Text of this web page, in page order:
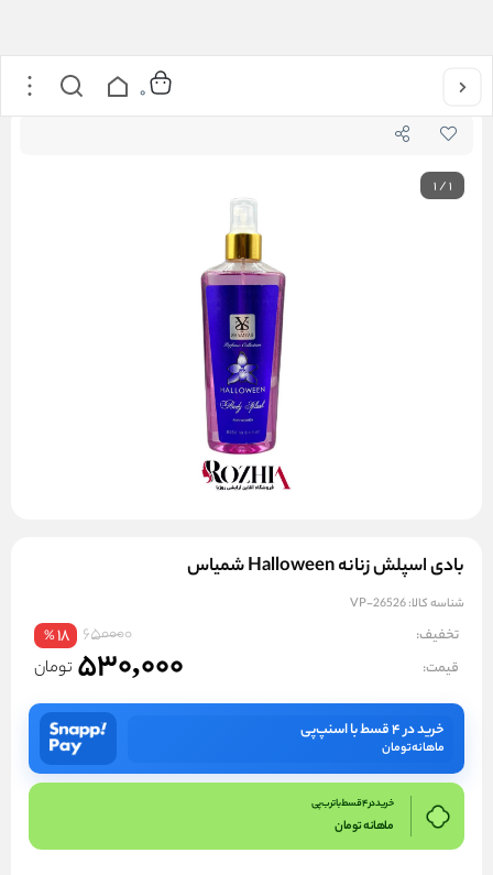
خانه 0
1/1
بادی اسپلش زنانه Halloween شمیاس
شناسه کالا:VP-26526
تخفیف: 650000
18
%
قیمت: 530,000 تومان
خرید در ۴ قسط با اسنپ‌پی
ماهانهتومان
خرید در 4 قسط با ترب پی
ماهانهتومان